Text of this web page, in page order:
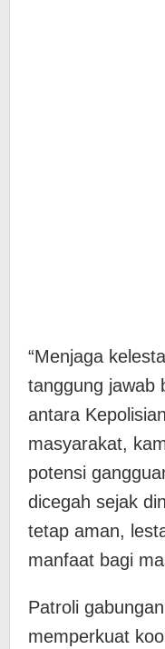
“Menjaga
tanggung jawab
antara
masyarakat,
potensi
dicegah sejak
tetap aman,
manfaat bagi
Patroli
memperkuat